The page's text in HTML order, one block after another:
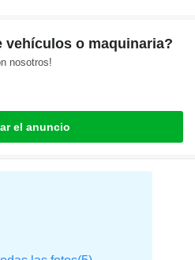
vehículos o maquinaria?
nosotros!
el anuncio